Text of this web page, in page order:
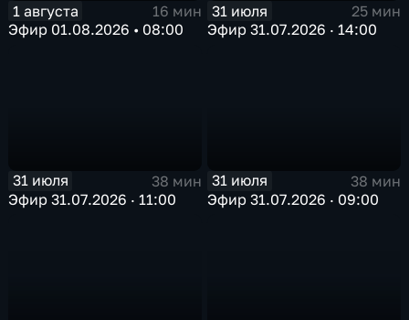
1 августа
16 мин
Эфир 01.08.2026 • 08:00
31 июля
25 мин
Эфир 31.07.2026 · 14:00
31 июля
38 мин
Эфир 31.07.2026 · 11:00
31 июля
38 мин
Эфир 31.07.2026 · 09:00